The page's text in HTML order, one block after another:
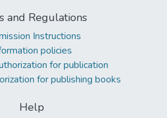
and Regulations
Instructions
policies
for publication
for publishing books
Help